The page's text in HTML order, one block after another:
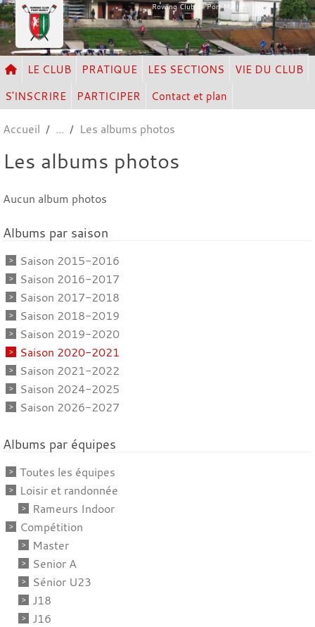
Rowing Club de Port Marly
LE CLUB PRATIQUE LES SECTIONS
VIE DU CLUB
S'INSCRIRE
PARTICIPER Contact et plan
Accueil Les albums photos
Les albums photos
Aucun album photos
Albums par saison
Saison 2015-2016
Saison 2016-2017
Saison 2017-2018
Saison 2018-2019
Saison 2019-2020
Saison 2020-2021
Saison 2021-2022
Saison 2024-2025
Saison 2026-2027
Albums par équipes
Toutes les équipes
Loisir et randonnée
Rameurs Indoor
Compétition
Master
Senior A
Sénior U23
J18
J16
Panneau de gestion des cookies